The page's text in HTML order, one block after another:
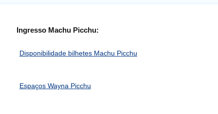
Ingresso Machu Picchu:
Disponibilidade bilhetes Machu Picchu
Espaços Wayna Picchu